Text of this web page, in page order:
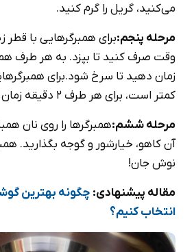
می‌کنید، گریل را گرم کنید.
مرحله پنجم:
زمان دهید تا سرخ شود.برای
کمتر است، برای هر طرف 2 دقیقه زمان کافی است.
مرحله ششم:همبرگرها را روی نان
آن کاهو، خیارشور و گوجه بگذارید.
نوش جان!
مقاله پیشنهادی: چگونه بهترین
انتخاب کنیم؟